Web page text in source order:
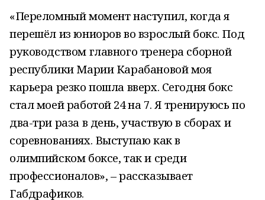
«Переломный момент наступил, когда я
перешёл из юниоров во взрослый бокс. Под
руководством главного тренера сборной
республики Марии Карабановой моя
карьера резко пошла вверх. Сегодня бокс
стал моей работой 24 на 7. Я тренируюсь по
два-три раза в день, участвую в сборах и
соревнованиях. Выступаю как в
олимпийском боксе, так и среди
профессионалов», – рассказывает
Габдрафиков.